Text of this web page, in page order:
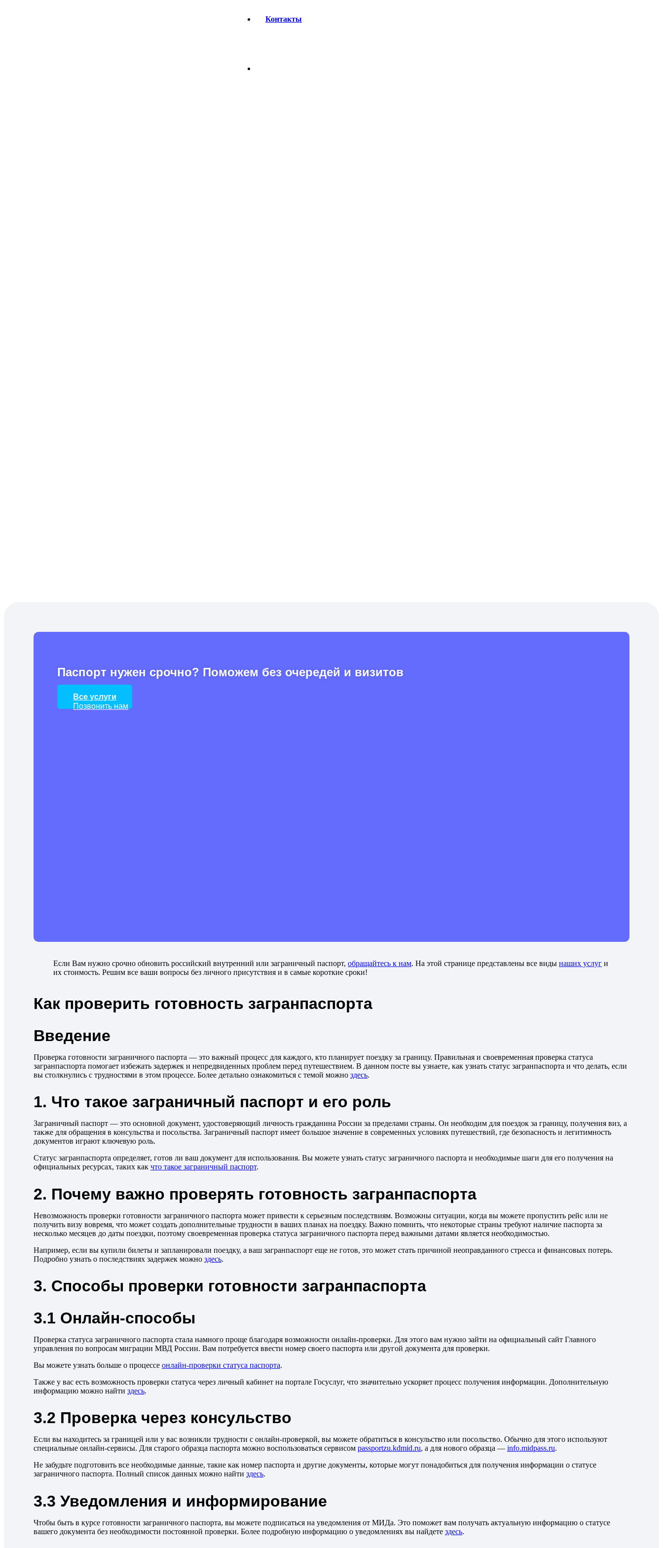
Контакты
Паспорт нужен срочно? Поможем без очередей и визитов
Все услуги
Позвонить нам
Если Вам нужно срочно обновить российский внутренний или заграничный паспорт, обращайтесь к нам. На этой странице представлены все виды наших услуг и
их стоимость. Решим все ваши вопросы без личного присутствия и в самые короткие сроки!
Как проверить готовность загранпаспорта
Введение
Проверка готовности заграничного паспорта — это важный процесс для каждого, кто планирует поездку за границу. Правильная и своевременная проверка статуса
загранпаспорта помогает избежать задержек и непредвиденных проблем перед путешествием. В данном посте вы узнаете, как узнать статус загранпаспорта и что делать, если
вы столкнулись с трудностями в этом процессе. Более детально ознакомиться с темой можно здесь.
1. Что такое заграничный паспорт и его роль
Заграничный паспорт — это основной документ, удостоверяющий личность гражданина России за пределами страны. Он необходим для поездок за границу, получения виз, а
также для обращения в консульства и посольства. Заграничный паспорт имеет большое значение в современных условиях путешествий, где безопасность и легитимность
документов играют ключевую роль.
Статус загранпаспорта определяет, готов ли ваш документ для использования. Вы можете узнать статус заграничного паспорта и необходимые шаги для его получения на
официальных ресурсах, таких как что такое заграничный паспорт.
2. Почему важно проверять готовность загранпаспорта
Невозможность проверки готовности заграничного паспорта может привести к серьезным последствиям. Возможны ситуации, когда вы можете пропустить рейс или не
получить визу вовремя, что может создать дополнительные трудности в ваших планах на поездку. Важно помнить, что некоторые страны требуют наличие паспорта за
несколько месяцев до даты поездки, поэтому своевременная проверка статуса заграничного паспорта перед важными датами является необходимостью.
Например, если вы купили билеты и запланировали поездку, а ваш загранпаспорт еще не готов, это может стать причиной неоправданного стресса и финансовых потерь.
Подробно узнать о последствиях задержек можно здесь.
3. Способы проверки готовности загранпаспорта
3.1 Онлайн-способы
Проверка статуса заграничного паспорта стала намного проще благодаря возможности онлайн-проверки. Для этого вам нужно зайти на официальный сайт Главного
управления по вопросам миграции МВД России. Вам потребуется ввести номер своего паспорта или другой документа для проверки.
Вы можете узнать больше о процессе онлайн-проверки статуса паспорта.
Также у вас есть возможность проверки статуса через личный кабинет на портале Госуслуг, что значительно ускоряет процесс получения информации. Дополнительную
информацию можно найти здесь.
3.2 Проверка через консульство
Если вы находитесь за границей или у вас возникли трудности с онлайн-проверкой, вы можете обратиться в консульство или посольство. Обычно для этого используют
специальные онлайн-сервисы. Для старого образца паспорта можно воспользоваться сервисом passportzu.kdmid.ru, а для нового образца — info.midpass.ru.
Не забудьте подготовить все необходимые данные, такие как номер паспорта и другие документы, которые могут понадобиться для получения информации о статусе
заграничного паспорта. Полный список данных можно найти здесь.
3.3 Уведомления и информирование
Чтобы быть в курсе готовности заграничного паспорта, вы можете подписаться на уведомления от МИДа. Это поможет вам получать актуальную информацию о статусе
вашего документа без необходимости постоянной проверки. Более подробную информацию о уведомлениях вы найдете здесь.